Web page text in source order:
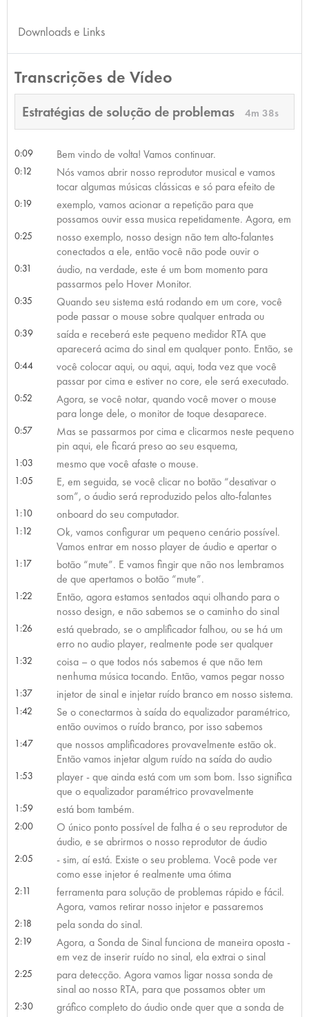
Downloads e Links
Transcrições de Vídeo
Estratégias de solução de problemas 4m 38s
0:09 Bem vindo de volta! Vamos continuar.
0:12
Nós vamos abrir nosso reprodutor musical e vamos
tocar algumas músicas clássicas e só para efeito de
0:19
exemplo, vamos acionar a repetição para que
possamos ouvir essa musica repetidamente. Agora, em
0:25
nosso exemplo, nosso design não tem alto-falantes
conectados a ele, então você não pode ouvir o
0:31
áudio, na verdade, este é um bom momento para
passarmos pelo Hover Monitor.
0:35
Quando seu sistema está rodando em um core, você
pode passar o mouse sobre qualquer entrada ou
0:39
saída e receberá este pequeno medidor RTA que
aparecerá acima do sinal em qualquer ponto. Então, se
0:44
você colocar aqui, ou aqui, aqui, toda vez que você
passar por cima e estiver no core, ele será executado.
0:52
Agora, se você notar, quando você mover o mouse
para longe dele, o monitor de toque desaparece.
0:57
Mas se passarmos por cima e clicarmos neste pequeno
pin aqui, ele ficará preso ao seu esquema,
1:03 mesmo que você afaste o mouse.
1:05
E, em seguida, se você clicar no botão “desativar o
som”, o áudio será reproduzido pelos alto-falantes
1:10 onboard do seu computador.
1:12
Ok, vamos configurar um pequeno cenário possível.
Vamos entrar em nosso player de áudio e apertar o
1:17
botão “mute”. E vamos fingir que não nos lembramos
de que apertamos o botão “mute”.
1:22
Então, agora estamos sentados aqui olhando para o
nosso design, e não sabemos se o caminho do sinal
1:26
está quebrado, se o amplificador falhou, ou se há um
erro no audio player, realmente pode ser qualquer
1:32
coisa – o que todos nós sabemos é que não tem
nenhuma música tocando. Então, vamos pegar nosso
1:37 injetor de sinal e injetar ruído branco em nosso sistema.
1:42
Se o conectarmos à saída do equalizador paramétrico,
então ouvimos o ruído branco, por isso sabemos
1:47
que nossos amplificadores provavelmente estão ok.
Então vamos injetar algum ruído na saída do audio
1:53
player - que ainda está com um som bom. Isso significa
que o equalizador paramétrico provavelmente
1:59 está bom também.
2:00
O único ponto possível de falha é o seu reprodutor de
áudio, e se abrirmos o nosso reprodutor de áudio
2:05
- sim, aí está. Existe o seu problema. Você pode ver
como esse injetor é realmente uma ótima
2:11
ferramenta para solução de problemas rápido e fácil.
Agora, vamos retirar nosso injetor e passaremos
2:18 pela sonda do sinal.
2:19
Agora, a Sonda de Sinal funciona de maneira oposta -
em vez de inserir ruído no sinal, ela extrai o sinal
2:25
para detecção. Agora vamos ligar nossa sonda de
sinal ao nosso RTA, para que possamos obter um
2:30
gráfico completo do áudio onde quer que a sonda de